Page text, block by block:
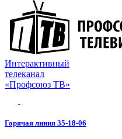
Интерактивный
телеканал
«Профсоюз ТВ»
Горячая линия 35-18-06